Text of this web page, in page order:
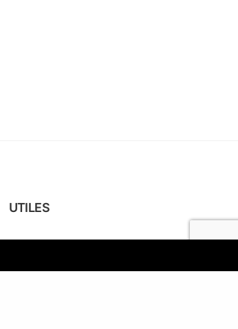
UTILES
→ Contactez-nous